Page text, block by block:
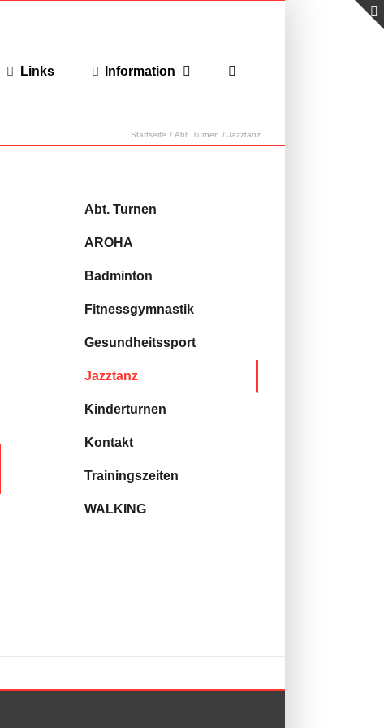
Links Information
Startseite Abt. Turnen Jazztanz
Abt. Turnen
AROHA
Badminton
Fitnessgymnastik
Gesundheitssport
Jazztanz
Kinderturnen
Kontakt
Trainingszeiten
WALKING